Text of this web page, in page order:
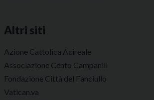
Altri siti
Azione Cattolica Acireale
Associazione Cento Campanili
Fondazione Città del Fanciullo
Vatican.va